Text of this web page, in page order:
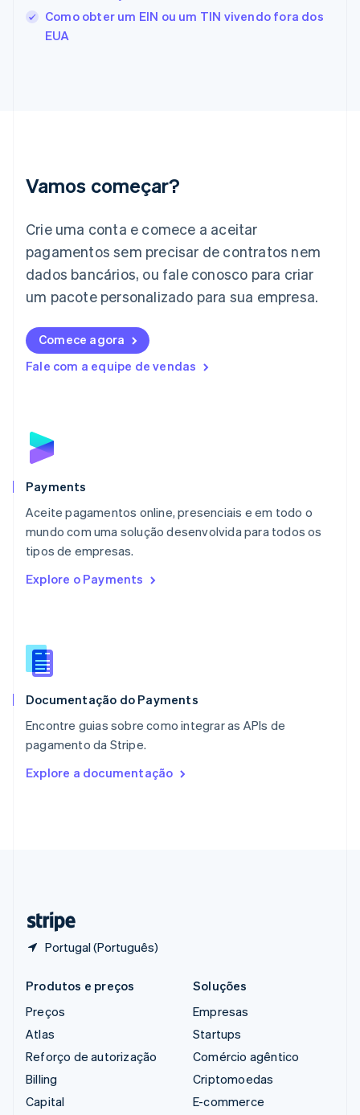
Como obter um EIN ou um TIN vivendo fora dos
EUA
Vamos começar?
Crie uma conta e comece a aceitar
pagamentos sem precisar de contratos nem
dados bancários, ou fale conosco para criar
um pacote personalizado para sua empresa.
Comece agora
Fale com a equipe de vendas
Payments
Aceite pagamentos online, presenciais e em todo o
mundo com uma solução desenvolvida para todos os
tipos de empresas.
Explore o Payments
Documentação do Payments
Encontre guias sobre como integrar as APIs de
pagamento da Stripe.
Explore a documentação
Portugal (Português)
França
Gibraltar
English
Italiano English
日本語English
Letônia
Liechtenstein
Lituânia
English
Luxemburgo
Malta
English
EspañolEnglish
English
Nova Zelândia
English
NederlandsEnglish
Português
RAE de Hong Kong, China
Reino Unido
República Tcheca
English
English
Produtos e preços
Preços
Atlas
Reforço de autorização
Billing
Capital
Soluções
Empresas
Startups
Comércio agêntico
Criptomoedas
E-commerce